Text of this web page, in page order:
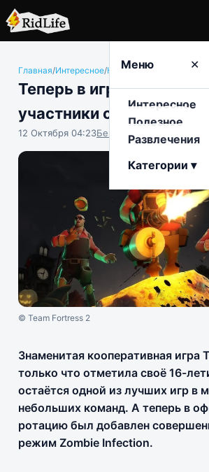
Меню ✕
Интересное
Полезное
Развлечения
Категории ▾
Главная/Интересное/Компьютерные игры
Теперь в игре Team
участники становятся
12 Октября 04:23Бенджамин Воробьёв
© Team Fortress 2
Знаменитая кооперативная игра
только что отметила своё 16-
остаётся одной из лучших игр в
небольших команд. А теперь в
ротацию был добавлен
режим Zombie Infection.